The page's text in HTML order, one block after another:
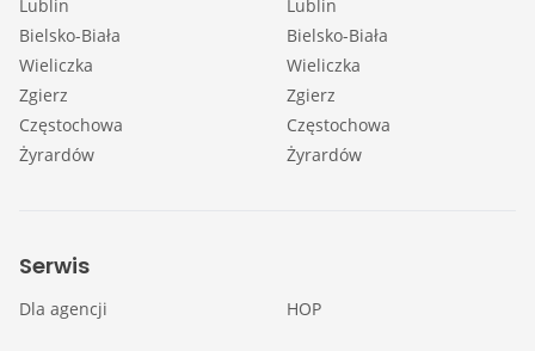
Lublin
Bielsko-Biała
Wieliczka
Zgierz
Częstochowa
Żyrardów
Lublin
Bielsko-Biała
Wieliczka
Zgierz
Częstochowa
Żyrardów
Serwis
Dla agencji HOP